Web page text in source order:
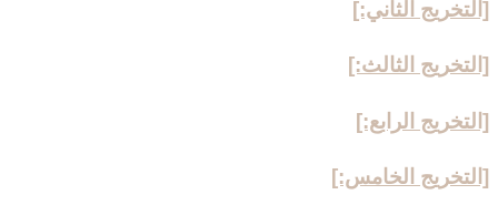
[التخريج الثاني:]
[التخريج الثالث:]
[التخريج الرابع:]
[التخريج الخامس:]